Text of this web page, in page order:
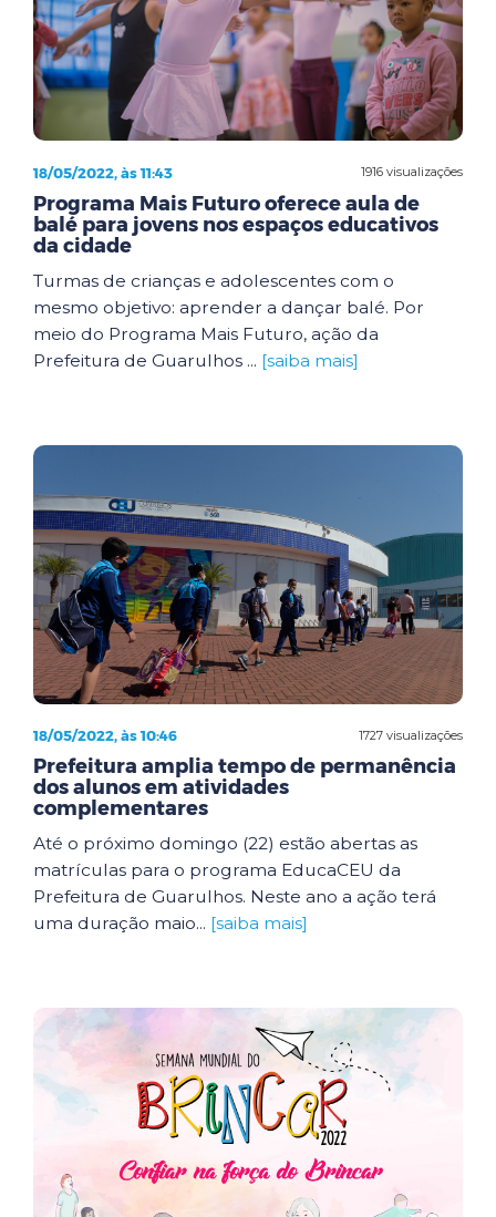
1916 visualizações
18/05/2022, às 11:43
Programa Mais Futuro oferece aula de
balé para jovens nos espaços educativos
da cidade
Turmas de crianças e adolescentes com o
mesmo objetivo: aprender a dançar balé. Por
meio do Programa Mais Futuro, ação da
Prefeitura de Guarulhos ... [saiba mais]
1727 visualizações
18/05/2022, às 10:46
Prefeitura amplia tempo de permanência
dos alunos em atividades
complementares
Até o próximo domingo (22) estão abertas as
matrículas para o programa EducaCEU da
Prefeitura de Guarulhos. Neste ano a ação terá
uma duração maio... [saiba mais]